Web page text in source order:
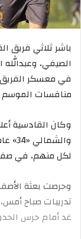
باشر ثلاثي فريق
الصيفي، وعبدالله
في معسكر
منافسات الموسم
لكل منهم، في
وحرصت بعثة
تدريبات صباح
غد أمام حرس